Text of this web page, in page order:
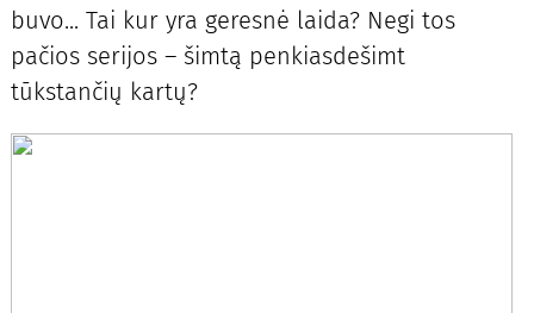
buvo... Tai kur yra geresnė laida? Negi tos
pačios serijos – šimtą penkiasdešimt
tūkstančių kartų?